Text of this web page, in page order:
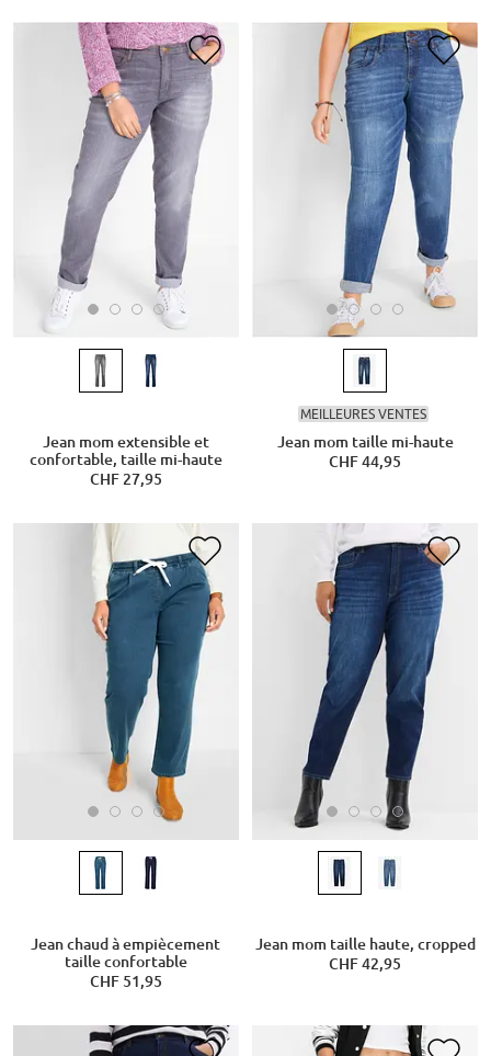
Jean mom extensible et
confortable, taille mi-haute
CHF 27,95
MEILLEURES VENTES
Jean mom taille mi-haute
CHF 44,95
Jean chaud à empiècement
taille confortable
CHF 51,95
Jean mom taille haute, cropped
CHF 42,95